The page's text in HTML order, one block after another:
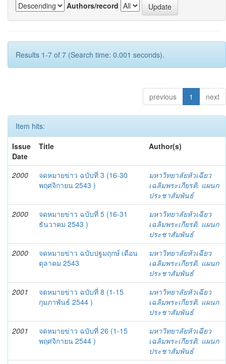
Authors/record
Results 1-7 of 7 (Search time: 0.001 seconds).
previous 1 next
Item hits:
Issue
Date
Title Author(s)
2000
จดหมายข่าว ฉบับที่ 3 (16-30
พฤศจิกายน 2543 )
มหาวิทยาลัยหัวเฉียว
เฉลิมพระเกียรติ. แผนก
ประชาสัมพันธ์
2000
จดหมายข่าว ฉบับที่ 5 (16-31
ธันวาคม 2543 )
มหาวิทยาลัยหัวเฉียว
เฉลิมพระเกียรติ. แผนก
ประชาสัมพันธ์
2000
จดหมายข่าว ฉบับปฐมฤกษ์ เดือน
ตุลาคม 2543
มหาวิทยาลัยหัวเฉียว
เฉลิมพระเกียรติ. แผนก
ประชาสัมพันธ์
2001
จดหมายข่าว ฉบับที่ 8 (1-15
กุมภาพันธ์ 2544 )
มหาวิทยาลัยหัวเฉียว
เฉลิมพระเกียรติ. แผนก
ประชาสัมพันธ์
2001
จดหมายข่าว ฉบับที่ 26 (1-15
พฤศจิกายน 2544 )
มหาวิทยาลัยหัวเฉียว
เฉลิมพระเกียรติ. แผนก
ประชาสัมพันธ์